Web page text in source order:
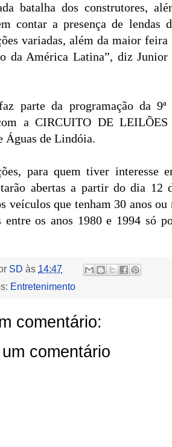
batalha dos construtores,
contar a presença de lendas
variadas, além da maior
da América Latina”, diz
parte da programação da
a CIRCUITO DE
Águas de Lindóia.
para quem tiver interesse
abertas a partir do dia 12
veículos que tenham 30 anos
entre os anos 1980 e 1994 só
SD às 14:47
Entretenimento
comentário:
comentário